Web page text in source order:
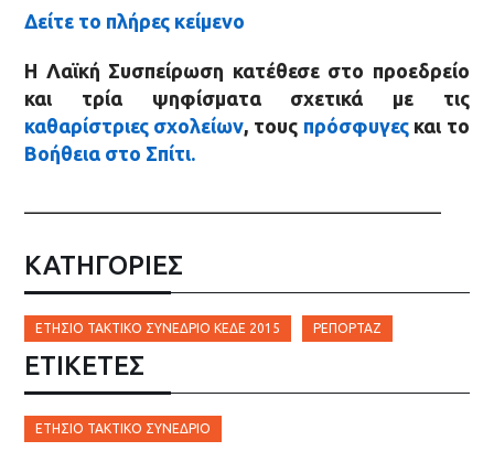
Δείτε το πλήρες κείμενο
Η Λαϊκή Συσπείρωση κατέθεσε στο προεδρείο
και τρία ψηφίσματα σχετικά με τις
καθαρίστριες σχολείων, τους πρόσφυγεςκαι το
Βοήθεια στο Σπίτι.
ΚΑΤΗΓΟΡΙΕΣ
ΕΤΉΣΙΟ ΤΑΚΤΙΚΌ ΣΥΝΈΔΡΙΟ ΚΕΔΕ 2015 ΡΕΠΟΡΤΆΖ
ΕΤΙΚΈΤΕΣ
ΕΤΉΣΙΟ ΤΑΚΤΙΚΌ ΣΥΝΈΔΡΙΟ